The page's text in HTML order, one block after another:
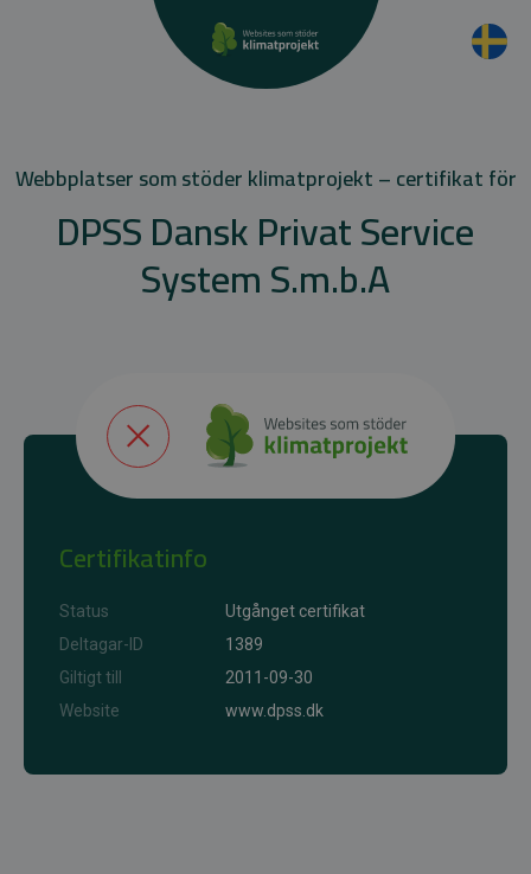
Webbplatser som stöder klimatprojekt – certifikat för
DPSS Dansk Privat Service
System S.m.b.A
Certifikatinfo
Status
Utgånget certifikat
Deltagar-ID
1389
Giltigt till
2011-09-30
Website
www.dpss.dk